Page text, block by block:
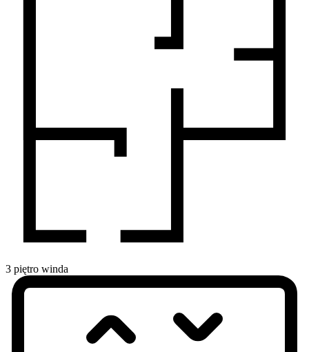
3 piętro winda